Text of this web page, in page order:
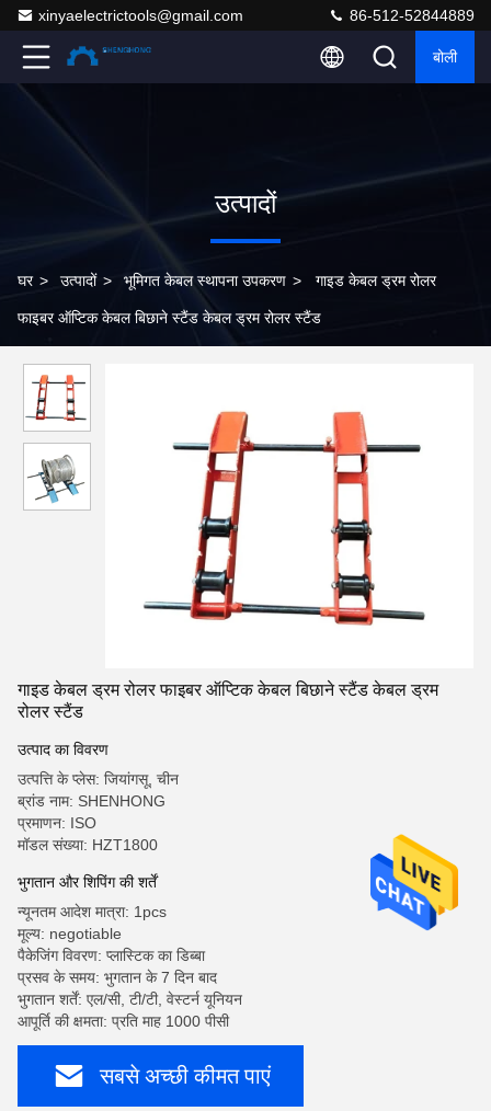
xinyaelectrictools@gmail.com 86-512-52844889
बोली
उत्पादों
घर > उत्पादों > भूमिगत केबल स्थापना उपकरण > गाइड केबल ड्रम रोलर
फाइबर ऑप्टिक केबल बिछाने स्टैंड केबल ड्रम रोलर स्टैंड
गाइड केबल ड्रम रोलर फाइबर ऑप्टिक केबल बिछाने स्टैंड केबल ड्रम
रोलर स्टैंड
उत्पाद का विवरण
उत्पत्ति के प्लेस: जियांगसू, चीन
ब्रांड नाम: SHENHONG
प्रमाणन: ISO
मॉडल संख्या: HZT1800
भुगतान और शिपिंग की शर्तें
न्यूनतम आदेश मात्रा: 1pcs
मूल्य: negotiable
पैकेजिंग विवरण: प्लास्टिक का डिब्बा
प्रसव के समय: भुगतान के 7 दिन बाद
भुगतान शर्तें: एल/सी, टी/टी, वेस्टर्न यूनियन
आपूर्ति की क्षमता: प्रति माह 1000 पीसी
सबसे अच्छी कीमत पाएं